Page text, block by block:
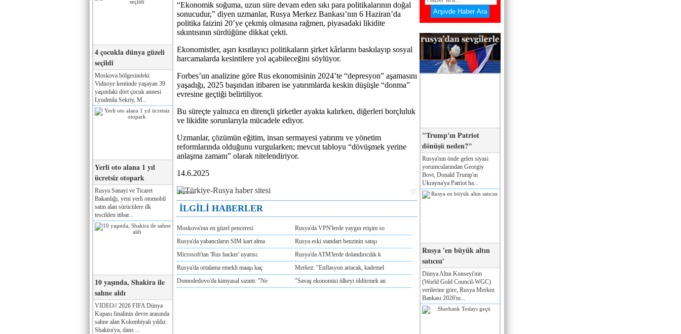
4 çocukla dünya güzeli
seçildi
Moskova bölgesindeki
Vidnoye kentinde yaşayan 39
yaşındaki dört çocuk annesi
Lyudmila Sekriy, M...
Yerli oto alana 1 yıl
ücretsiz otopark
Rusya Sanayi ve Ticaret
Bakanlığı, yeni yerli otomobil
satın alan sürücülere ilk
tescilden itibar...
10 yaşında, Shakira ile
sahne aldı
VIDEO// 2026 FIFA Dünya
Kupası finalinin devre arasında
sahne alan Kolombiyalı yıldız
Shakira'ya, dans ...
“Ekonomik soğuma, uzun süre devam eden sıkı para politikalarının doğal
sonucudur,” diyen uzmanlar, Rusya Merkez Bankası’nın 6 Haziran’da
politika faizini 20’ye çekmiş olmasına rağmen, piyasadaki likidite
sıkıntısının sürdüğüne dikkat çekti.
Ekonomistler, aşırı kısıtlayıcı politikaların şirket kârlarını baskılayıp sosyal
harcamalarda kesintilere yol açabileceğini söylüyor.
Forbes’un analizine göre Rus ekonomisinin 2024’te “depresyon” aşamasını
yaşadığı, 2025 başından itibaren ise yatırımlarda keskin düşüşle “donma”
evresine geçtiği belirtiliyor.
Bu süreçte yalnızca en dirençli şirketler ayakta kalırken, diğerleri borçluluk
ve likidite sorunlarıyla mücadele ediyor.
Uzmanlar, çözümün eğitim, insan sermayesi yatırımı ve yönetim
reformlarında olduğunu vurgularken; mevcut tabloyu “dövüşmek yerine
anlaşma zamanı” olarak nitelendiriyor.
14.6.2025
Реклама
İLGİLİ HABERLER
Moskova'nın en güzel penceresi
Rusya'da VPN'lerde yaygın erişim so
Rusya'da yabancıların SIM kart alma
Rusya eski standart benzinin satışı
Microsoft'tan 'Rus hacker' uyarısı:
Rusya'da ATM'lerde dolandırıcılık k
Rusya'da ortalama emekli maaşı kaç
Merkez: "Enflasyon artacak, kademel
Domodedovo'da kimyasal sızıntı: "Ne
"Savaş ekonomisi ülkeyi öldürmek an
"Trump'ın Patriot
dönüşü neden?"
Rusya'nın önde gelen siyasi
yorumcularından Georgiy
Bovt, Donald Trump'ın
Ukrayna'ya Patriot ha...
Rusya 'en büyük altın
satıcısı'
Dünya Altın Konseyi'nin
(World Gold Council-WGC)
verilerine göre, Rusya Merkez
Bankası 2026'nı...